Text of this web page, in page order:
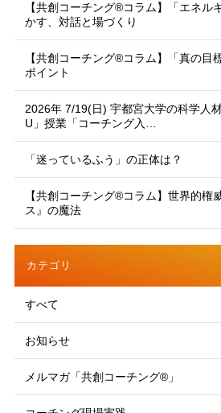
【共創コーチング®︎コラム】「エネル
かす、対話と場づくり
【共創コーチング®︎コラム】「真の目
ポイント
2026年 7/19(日) 宇都宮大学の科学人
U」授業「コーチング入…
「迷っているふう」の正体は？
【共創コーチング®︎コラム】世界的権
ス』の魔法
カテゴリ
すべて
お知らせ
メルマガ「共創コーチング®」